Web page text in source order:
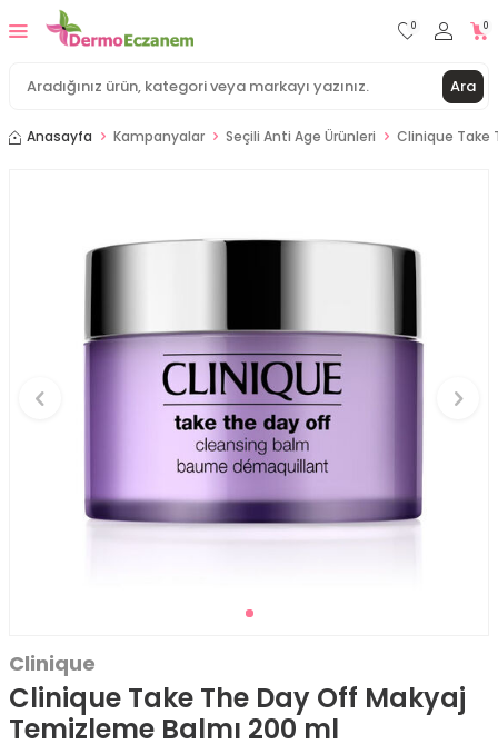
Ara
0 0
Anasayfa Kampanyalar Seçili Anti Age Ürünleri Clinique Take
Clinique
Clinique Take The Day Off Makyaj
Temizleme Balmı 200 ml